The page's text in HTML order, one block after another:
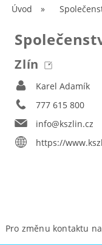
Úvod »
Zlín
Karel Adamík
777 615 800
info@kszlin.cz
https://
Pro změnu kontaktu